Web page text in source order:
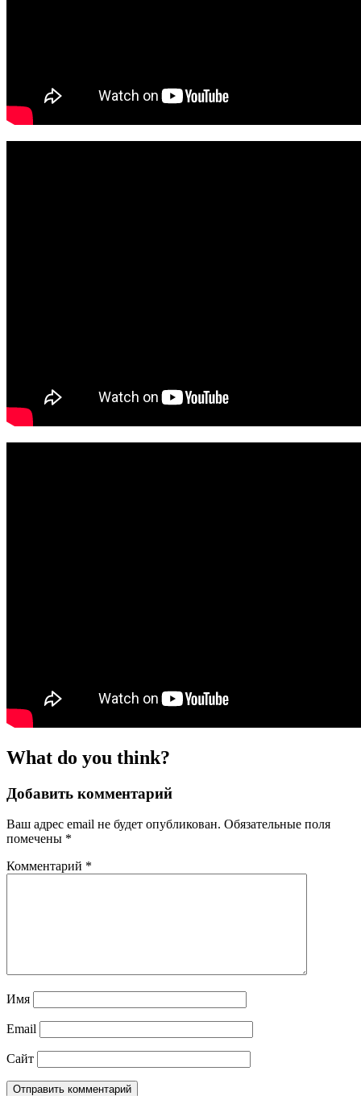
What do you think?
Добавить комментарий
Ваш адрес email не будет опубликован. Обязательные поля
помечены *
Комментарий *
Имя
Email
Сайт